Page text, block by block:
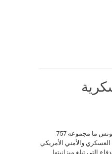
خلال سبع سنوات ، استهلكت تونس ما مجموعه 757
العسكري والأمني ​​الأمريكي
التي تبلغ ميزانيتها